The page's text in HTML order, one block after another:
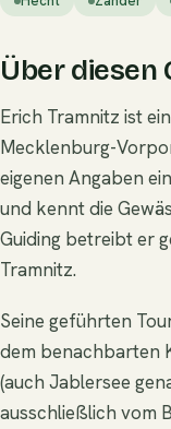
Über diesen
Erich Tramnitz ist
Mecklenburg-
eigenen Angaben
und kennt die
Guiding betreibt er
Tramnitz.
Seine geführten
dem benachbarten
(auch Jablersee
ausschließlich vom